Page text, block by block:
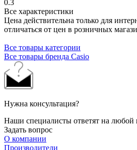
0.3
Все характеристики
Цена действительна только для
отличаться от цен в розничных
Все товары категории
Все товары бренда Casio
Нужна консультация?
Наши специалисты ответят на
Задать вопрос
О компании
Производители